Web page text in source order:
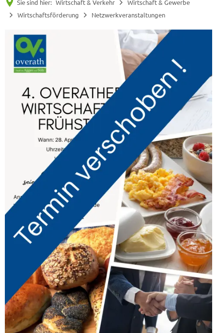
Sie sind hier: Wirtschaft & Verkehr
Wirtschaft & Gewerbe
Wirtschaftsförderung
Netzwerkveranstaltungen